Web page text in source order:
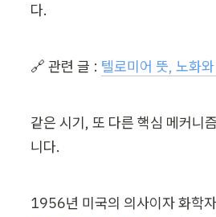
다.
🔗 관련 글 : 텔로미어 뜻, 노화
같은 시기, 또 다른 핵심 메커니
니다.
1956년 미국의 의사이자 화학